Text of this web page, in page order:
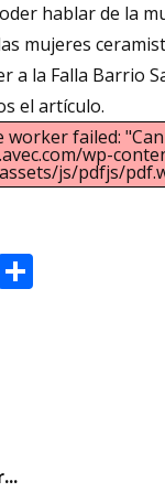
hablar de la
mujeres
a la Falla Barrio
el artículo.
worker failed:
wp-
js/pdfjs/